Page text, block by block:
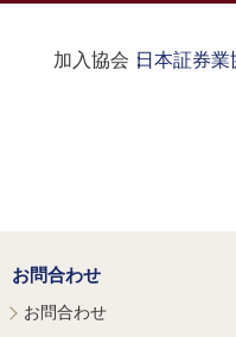
加入協会：日本証券業
お問合わせ
お問合わせ